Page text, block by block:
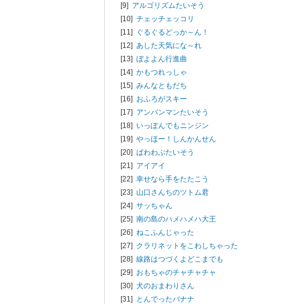
[9] アルゴリズムたいそう
[10] チェッチェッコリ
[11] ぐるぐるどっか～ん！
[12] あした天気にな～れ
[13] ぼよよん行進曲
[14] かもつれっしゃ
[15] みんなともだち
[16] おふろがスキー
[17] アンパンマンたいそう
[18] いっぽんでもニンジン
[19] やっほー！しんかんせん
[20] ぱわわぷたいそう
[21] アイアイ
[22] 幸せなら手をたたこう
[23] 山口さんちのツトム君
[24] サッちゃん
[25] 南の島のハメハメハ大王
[26] ねこふんじゃった
[27] クラリネットをこわしちゃった
[28] 線路はつづくよどこまでも
[29] おもちゃのチャチャチャ
[30] 犬のおまわりさん
[31] とんでったバナナ